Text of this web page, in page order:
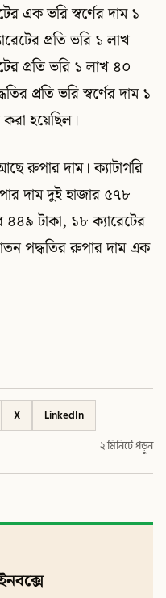
এক ভরি স্বর্ণের দাম ১
প্রতি ভরি ১ লাখ
প্রতি ভরি ১ লাখ ৪০
প্রতি ভরি স্বর্ণের দাম ১
হয়েছিল।
রুপার দাম। ক্যাটাগরি
দাম দুই হাজার ৫৭৮
৪৪৯ টাকা, ১৮ ক্যারেটের
পদ্ধতির রুপার দাম এক
X
LinkedIn
২ মিনিটে পড়ুন